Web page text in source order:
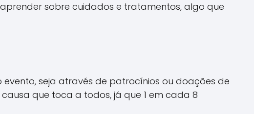
sobre cuidados e tratamentos, algo que
seja através de patrocínios ou doações de
que toca a todos, já que 1 em cada 8